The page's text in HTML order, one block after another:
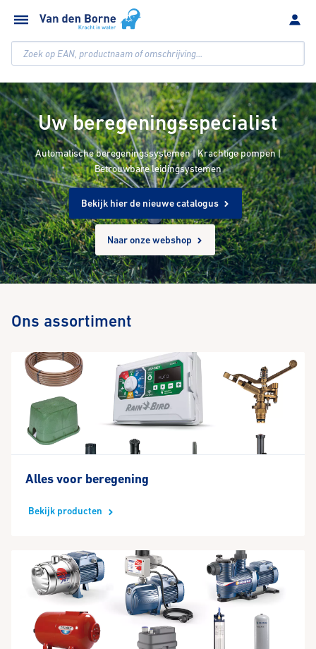
Zoek op EAN, productnaam of omschrijving...
Uw beregeningsspecialist
Automatische beregeningssystemen | Krachtige pompen |
Betrouwbare leidingsystemen
Bekijk hier de nieuwe catalogus
Naar onze webshop
Ons assortiment
Alles voor beregening
Bekijk producten